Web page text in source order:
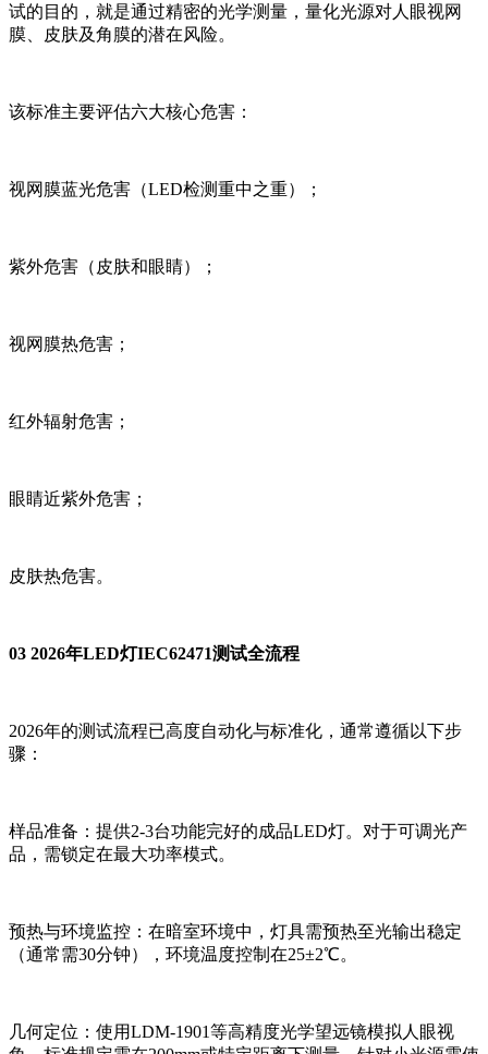
试的目的，就是通过精密的光学测量，量化光源对人眼视网
膜、皮肤及角膜的潜在风险。
该标准主要评估六大核心危害：
视网膜蓝光危害（LED检测重中之重）；
紫外危害（皮肤和眼睛）；
视网膜热危害；
红外辐射危害；
眼睛近紫外危害；
皮肤热危害。
03 2026年LED灯IEC62471测试全流程
2026年的测试流程已高度自动化与标准化，通常遵循以下步
骤：
样品准备：提供2-3台功能完好的成品LED灯。对于可调光产
品，需锁定在最大功率模式。
预热与环境监控：在暗室环境中，灯具需预热至光输出稳定
（通常需30分钟），环境温度控制在25±2℃。
几何定位：使用LDM-1901等高精度光学望远镜模拟人眼视